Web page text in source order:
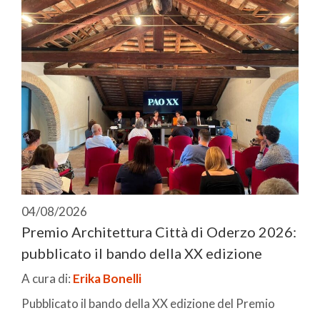
04/08/2026
Premio Architettura Città di Oderzo 2026:
pubblicato il bando della XX edizione
A cura di: Erika Bonelli
Pubblicato il bando della XX edizione del Premio